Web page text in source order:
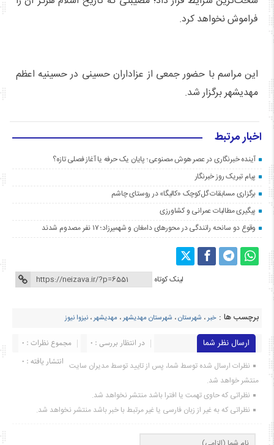
فراموش نخواهد کرد.
این مراسم با حضور جمعی از عزاداران حسینی در حسینیه اعظم
مهدیشهر برگزار شد.
اخبار مرتبط
آینده خبرنگاری در عصر هوش مصنوعی؛ پایان یک حرفه یا آغاز فصلی تازه؟
پیام تبریک روز خبرنگار
برگزاری مسابقات گل‌کوچک «کالیگا» در روستای چاشم
پیگیری مطالبات عمرانی و کشاورزی
وقوع دو سانحه رانندگی در محورهای دامغان و شهمیرزاد؛ ۱۷ نفر مصدوم شدند
لینک کوتاه
برچسب ها : خبر، شهرستان، شهرستان مهدیشهر، مهدیشهر، نیزوا نیوز
ارسال نظر شما مجموع نظرات : 0
در انتظار بررسی : 0
انتشار یافته : ۰ نظرات ارسال شده توسط شما، پس از تایید توسط مدیران سایت
منتشر خواهد شد.
نظراتی که حاوی تهمت یا افترا باشد منتشر نخواهد شد.
نظراتی که به غیر از زبان فارسی یا غیر مرتبط با خبر باشد منتشر نخواهد شد.